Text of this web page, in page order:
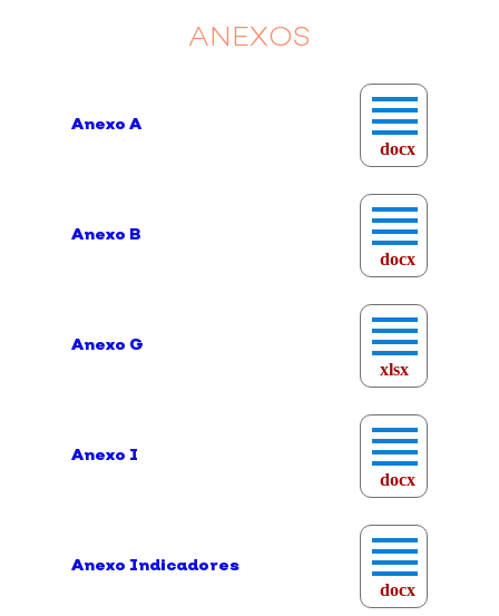
ANEXOS
Anexo A
docx
Anexo B
docx
Anexo G
xlsx
Anexo I
docx
Anexo Indicadores
docx